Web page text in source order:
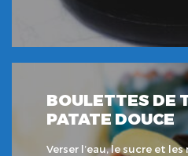
BOULETTES DE
PATATE DOUCE
Verser l’eau, le sucre et